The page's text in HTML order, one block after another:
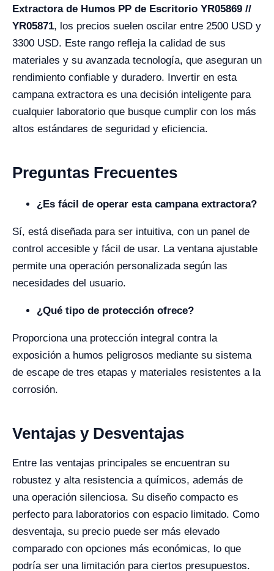
Extractora de Humos PP de Escritorio YR05869 //
YR05871, los precios suelen oscilar entre 2500 USD y
3300 USD. Este rango refleja la calidad de sus
materiales y su avanzada tecnología, que aseguran un
rendimiento confiable y duradero. Invertir en esta
campana extractora es una decisión inteligente para
cualquier laboratorio que busque cumplir con los más
altos estándares de seguridad y eficiencia.
Preguntas Frecuentes
¿Es fácil de operar esta campana extractora?
Sí, está diseñada para ser intuitiva, con un panel de
control accesible y fácil de usar. La ventana ajustable
permite una operación personalizada según las
necesidades del usuario.
¿Qué tipo de protección ofrece?
Proporciona una protección integral contra la
exposición a humos peligrosos mediante su sistema
de escape de tres etapas y materiales resistentes a la
corrosión.
Ventajas y Desventajas
Entre las ventajas principales se encuentran su
robustez y alta resistencia a químicos, además de
una operación silenciosa. Su diseño compacto es
perfecto para laboratorios con espacio limitado. Como
desventaja, su precio puede ser más elevado
comparado con opciones más económicas, lo que
podría ser una limitación para ciertos presupuestos.